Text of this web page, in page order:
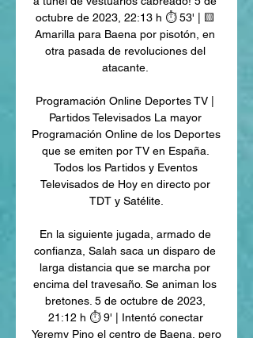
octubre de 2023, 22:13 h ⏱ 53' | 🟨
Amarilla para Baena por pisotón, en
otra pasada de revoluciones del
atacante.
Programación Online Deportes TV |
Partidos Televisados La mayor
Programación Online de los Deportes
que se emiten por TV en España.
Todos los Partidos y Eventos
Televisados de Hoy en directo por
TDT y Satélite.
En la siguiente jugada, armado de
confianza, Salah saca un disparo de
larga distancia que se marcha por
encima del travesaño. Se animan los
bretones. 5 de octubre de 2023,
21:12 h ⏱ 9' | Intentó conectar
Yeremy Pino el centro de Baena, pero